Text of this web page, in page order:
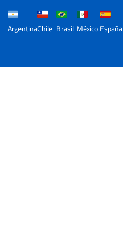
ArgentinaChile Brasil México España